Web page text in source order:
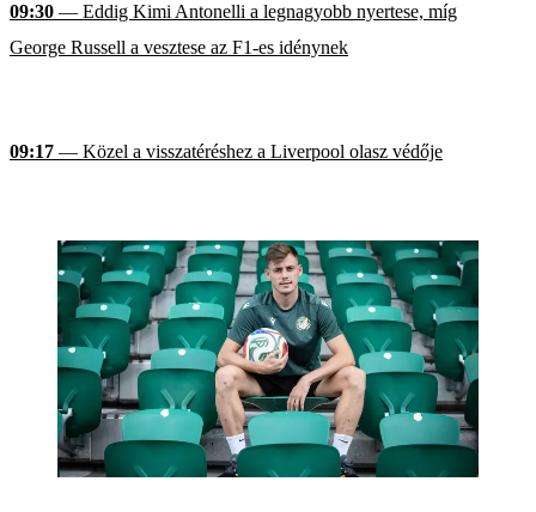
09:30 — Eddig Kimi Antonelli a legnagyobb nyertese, míg
George Russell a vesztese az F1-es idénynek
09:17 — Közel a visszatéréshez a Liverpool olasz védője